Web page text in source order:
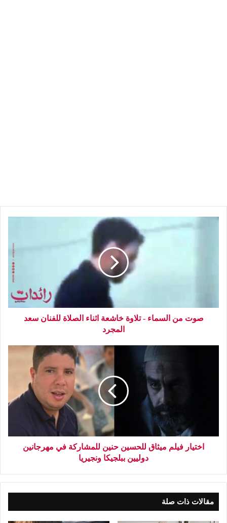
صوت من السماء - تلاوة خاشعة اثناء الصلاة للفنان سعد
المجرد
اختيار فيلم ميثاق للحسين حنين للمشاركة في مهرجانين
دوليين ببلجيكا ونجيريا
مقالات ذات صلة